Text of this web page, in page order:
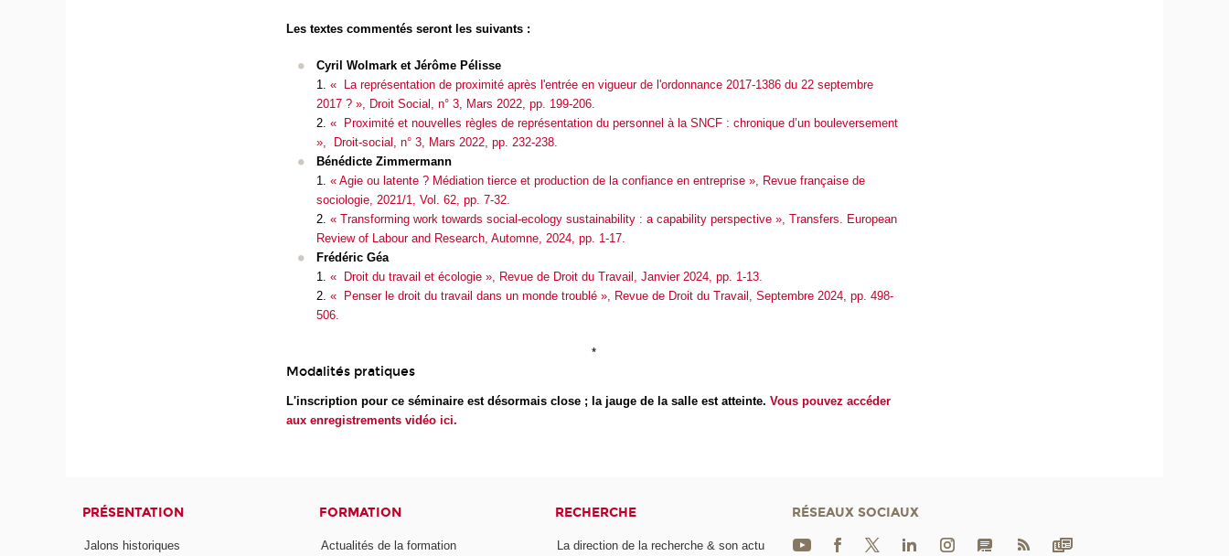
Les textes commentés seront les suivants :
Cyril Wolmark et Jérôme Pélisse
1. « La représentation de proximité après l'entrée en vigueur de l'ordonnance 2017-1386 du 22 septembre
2017 ? », Droit Social , n° 3, Mars 2022, pp. 199-206.
2. « Proximité et nouvelles règles de représentation du personnel à la SNCF : chronique d’un bouleversement
»,
Droit-social , n° 3, Mars 2022, pp. 232-238.
Bénédicte Zimmermann
1. « Agie ou latente ? Médiation tierce et production de la confiance en entreprise », Revue française de
sociologie, 2021/1, Vol. 62, pp. 7-32.
2. « Transforming work towards social-ecology sustainability : a capability perspective », Transfers. European
Review of Labour and Research, Automne, 2024, pp. 1-17.
Frédéric Géa
1. « Droit du travail et écologie », Revue de Droit du Travail, Janvier 2024, pp. 1-13.
2. « Penser le droit du travail dans un monde troublé », Revue de Droit du Travail, Septembre 2024, pp. 498-
506.
*
Modalités pratiques
L'inscription pour ce séminaire est désormais close ; la jauge de la salle est atteinte. Vous pouvez accéder
aux enregistrements vidéo ici.
PRÉSENTATION
Jalons historiques
FORMATION
Actualités de la formation
RECHERCHE
La direction de la recherche & son actu
RÉSEAUX SOCIAUX